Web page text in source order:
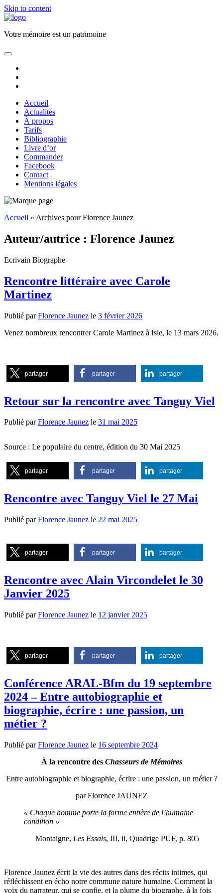
Skip to content
Florence
Ecrivain
Votre mémoire est un patrimoine
open
menu
Accueil
Actualités
À propos
Tarifs
Bibliographie
Livre d’or
Commander
Facebook
Contact
Mentions légales
Sidebar
Accueil » Archives pour Florence Jaunez
Auteur/autrice : Florence Jaunez
Ecrivain Biographe
Rencontre littéraire avec Carole
Martinez
Publié parFlorence Jaunez le 3 février 2026
Venez nombreux rencontrer Carole Martinez à Isle, le 13 mars 2026.
partager partager partager
Retour sur la rencontre avec Tanguy Viel
Publié parFlorence Jaunez le 31 mai 2025
Source : Le populaire du centre, édition du 30 Mai 2025
partager partager partager
Rencontre avec Tanguy Viel le 27 Mai
Publié parFlorence Jaunez le 22 mai 2025
partager partager partager
Rencontre avec Alain Vircondelet le 30
Janvier 2025
Publié parFlorence Jaunez le 12 janvier 2025
partager partager partager
Conférence ARAL-Bfm du 19 septembre
2024 – Entre autobiographie et
biographie, écrire : une passion, un
métier ?
Publié parFlorence Jaunez le 16 septembre 2024
À la rencontre des Chasseurs de Mémoires
Entre autobiographie et biographie, écrire : une passion, un métier ?
par Florence JAUNEZ
« Chaque homme porte la forme entière de l’humaine
condition »
Montaigne, Les Essais, III, ii, Quadrige PUF, p. 805
Florence Jaunez écrit la vie des autres dans des récits intimes, qui
réfléchissent en écho notre commune nature humaine. Comment la
voix du narrateur, qui se confie, et la plume du biographe, à la fois